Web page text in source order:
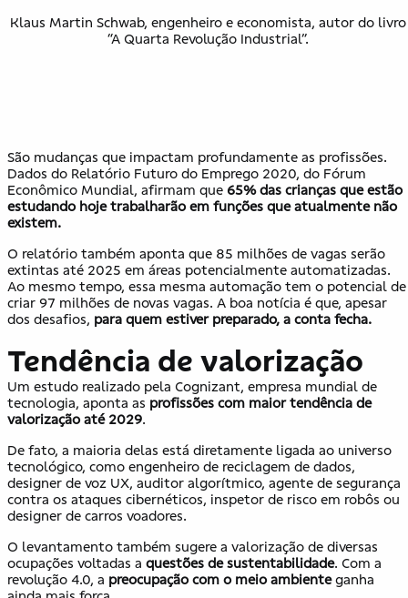
Klaus Martin Schwab, engenheiro e economista, autor do livro
“A Quarta Revolução Industrial”.
São mudanças que impactam profundamente as profissões.
Dados do Relatório Futuro do Emprego 2020, do Fórum
Econômico Mundial, afirmam que 65% das crianças que estão
estudando hoje trabalharão em funções que atualmente não
existem.
O relatório também aponta que 85 milhões de vagas serão
extintas até 2025 em áreas potencialmente automatizadas.
Ao mesmo tempo, essa mesma automação tem o potencial de
criar 97 milhões de novas vagas. A boa notícia é que, apesar
dos desafios, para quem estiver preparado, a conta fecha.
Tendência de valorização
Um estudo realizado pela Cognizant, empresa mundial de
tecnologia, aponta as profissões com maior tendência de
valorização até 2029.
De fato, a maioria delas está diretamente ligada ao universo
tecnológico, como engenheiro de reciclagem de dados,
designer de voz UX, auditor algorítmico, agente de segurança
contra os ataques cibernéticos, inspetor de risco em robôs ou
designer de carros voadores.
O levantamento também sugere a valorização de diversas
ocupações voltadas a questões de sustentabilidade. Com a
revolução 4.0, a preocupação com o meio ambienteganha